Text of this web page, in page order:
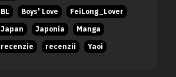
BL
Boys' Love
FeiLong_Lover
Japan
Japonia
Manga
recenzie
recenzii Yaoi